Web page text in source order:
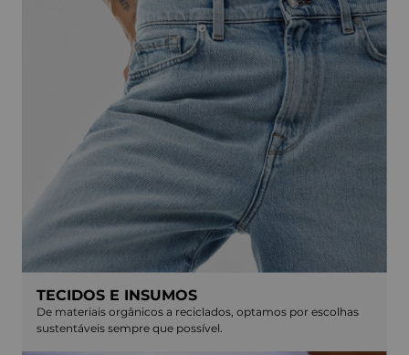
TECIDOS E INSUMOS
De materiais orgânicos a reciclados, optamos por escolhas
sustentáveis sempre que possível.